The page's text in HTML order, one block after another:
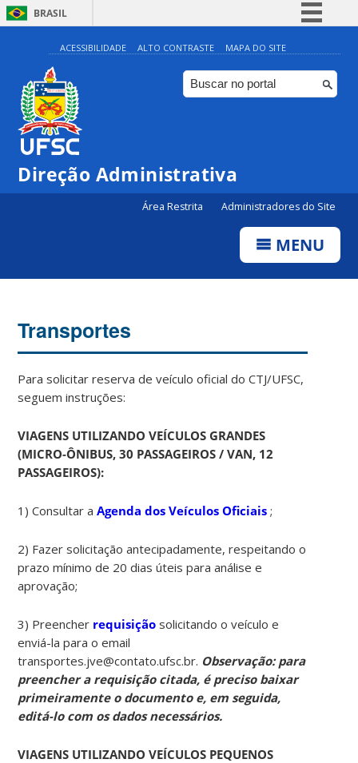
BRASIL
Simplifique!
Comunica BR
Participe
ACESSIBILIDADE ALTO CONTRASTE MAPA DO SITE
Direção Administrativa
Área Restrita Administradores do Site
MENU
Transportes
Para solicitar reserva de veículo oficial do CTJ/UFSC,
seguem instruções:
VIAGENS UTILIZANDO VEÍCULOS GRANDES
(MICRO-ÔNIBUS, 30 PASSAGEIROS / VAN, 12
PASSAGEIROS):
1) Consultar aAgenda dos Veículos Oficiais ;
2) Fazer solicitação antecipadamente, respeitando o
prazo mínimo de 20 dias úteis para análise e
aprovação;
3) Preencher requisição solicitando o veículo e
enviá-la para o email
transportes.jve@contato.ufsc.br. Observação: para
preencher a requisição citada, é preciso baixar
primeiramente o documento e, em seguida,
editá-lo com os dados necessários.
VIAGENS UTILIZANDO VEÍCULOS PEQUENOS